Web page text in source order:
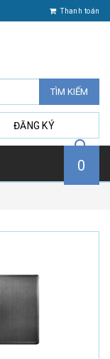
Thanh toán
TÌM KIẾM
ĐĂNG KÝ
0